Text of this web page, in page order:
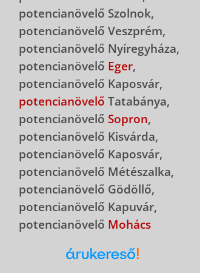
potencianövelő Szolnok,
potencianövelő Veszprém,
potencianövelő Nyíregyháza,
potencianövelő Eger,
potencianövelő Kaposvár,
potencianövelő Tatabánya,
potencianövelő Sopron,
potencianövelő Kisvárda,
potencianövelő Kaposvár,
potencianövelő Métészalka,
potencianövelő Gödöllő,
potencianövelő Kapuvár,
potencianövelő Mohács